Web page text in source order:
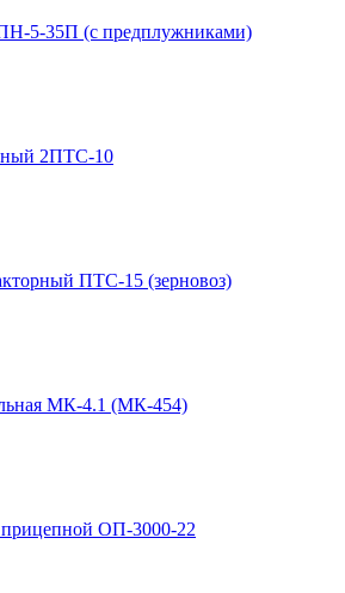
5-35П (с предплужниками)
2ПТС-10
ПТС-15 (зерновоз)
МК-4.1 (МК-454)
ОП-3000-22